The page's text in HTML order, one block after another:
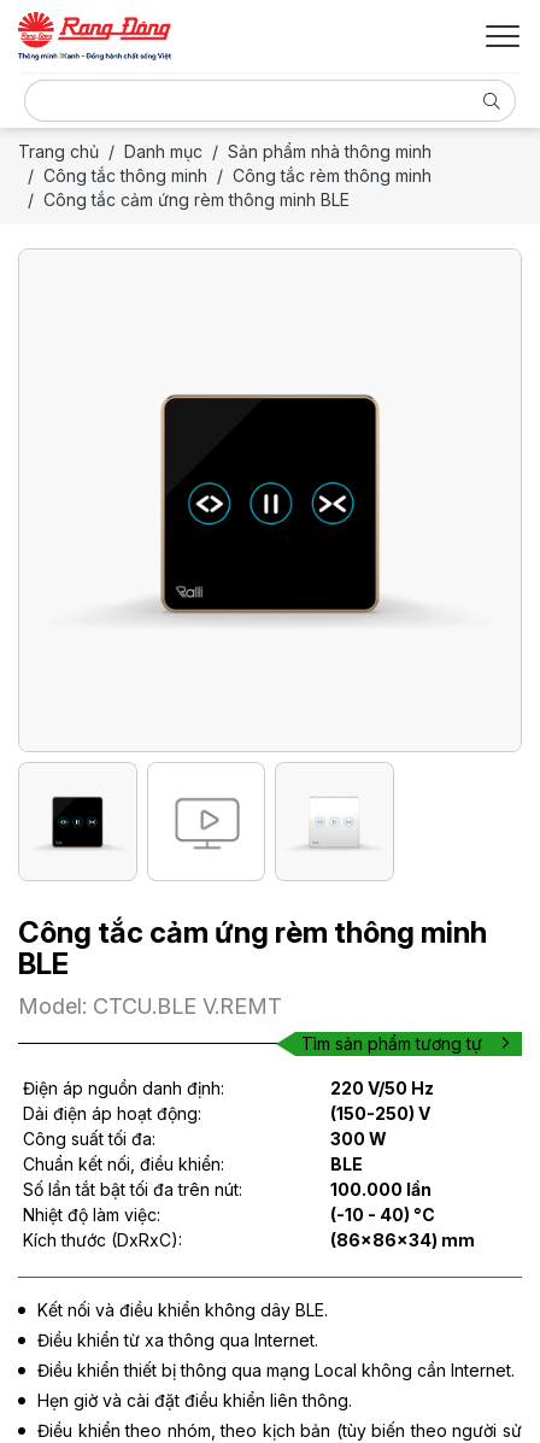
Trang chủ Danh mục
Sản phẩm nhà thông minh
Công tắc thông minh
Công tắc rèm thông minh
Công tắc cảm ứng rèm thông minh BLE
Công tắc cảm ứng rèm thông minh
BLE
Model: CTCU.BLE V.REMT
Tìm sản phẩm tương tự
Điện áp nguồn danh định:
220 V/50 Hz
Dải điện áp hoạt động:
(150-250) V
Công suất tối đa:
300 W
Chuẩn kết nối, điều khiển:
BLE
Số lần tắt bật tối đa trên nút:
100.000 lần
Nhiệt độ làm việc:
(-10 - 40) °C
Kích thước (DxRxC):
(86x86x34) mm
Kết nối và điều khiển không dây BLE.
Điều khiển từ xa thông qua Internet.
Điều khiển thiết bị thông qua mạng Local không cần Internet.
Hẹn giờ và cài đặt điều khiển liên thông.
Điều khiển theo nhóm, theo kịch bản (tùy biến theo người sử